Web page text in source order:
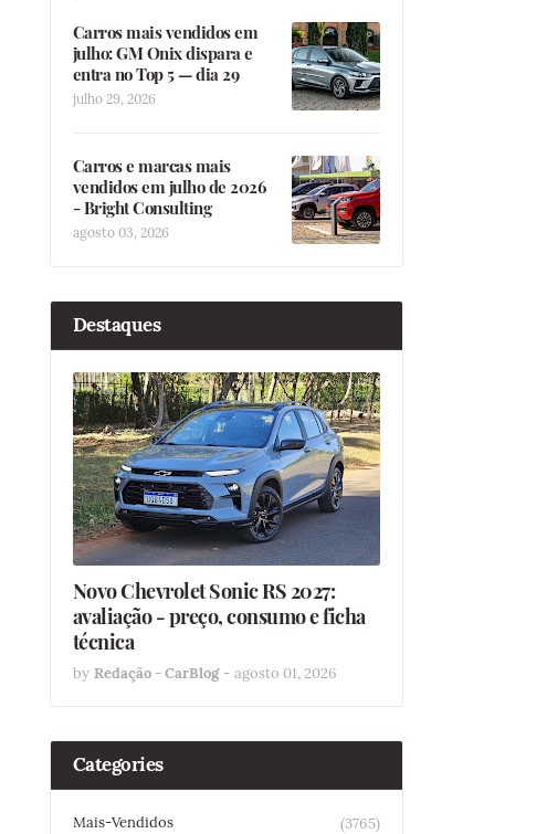
Carros mais vendidos em
julho: GM Onix dispara e
entra no Top 5 — dia 29
julho 29, 2026
Carros e marcas mais
vendidos em julho de 2026
- Bright Consulting
agosto 03, 2026
Destaques
Novo Chevrolet Sonic RS 2027:
avaliação - preço, consumo e ficha
técnica
by Redação - CarBlog - agosto 01, 2026
Categories
Mais-Vendidos
(3765)